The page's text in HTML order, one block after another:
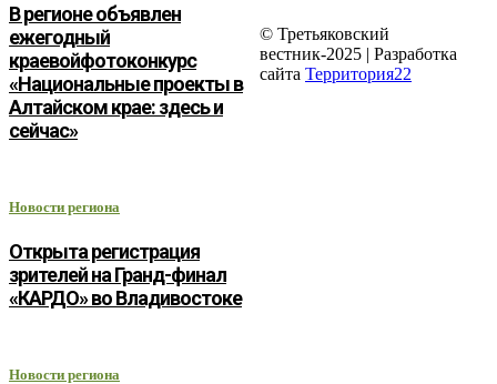
В регионе объявлен
ежегодный
краевойфотоконкурс
«Национальные проекты в
Алтайском крае: здесь и
сейчас»
Новости региона
Открыта регистрация
зрителей на Гранд-финал
«КАРДО» во Владивостоке
Новости региона
© Третьяковский
вестник-2025 | Разработка
сайта Территория22